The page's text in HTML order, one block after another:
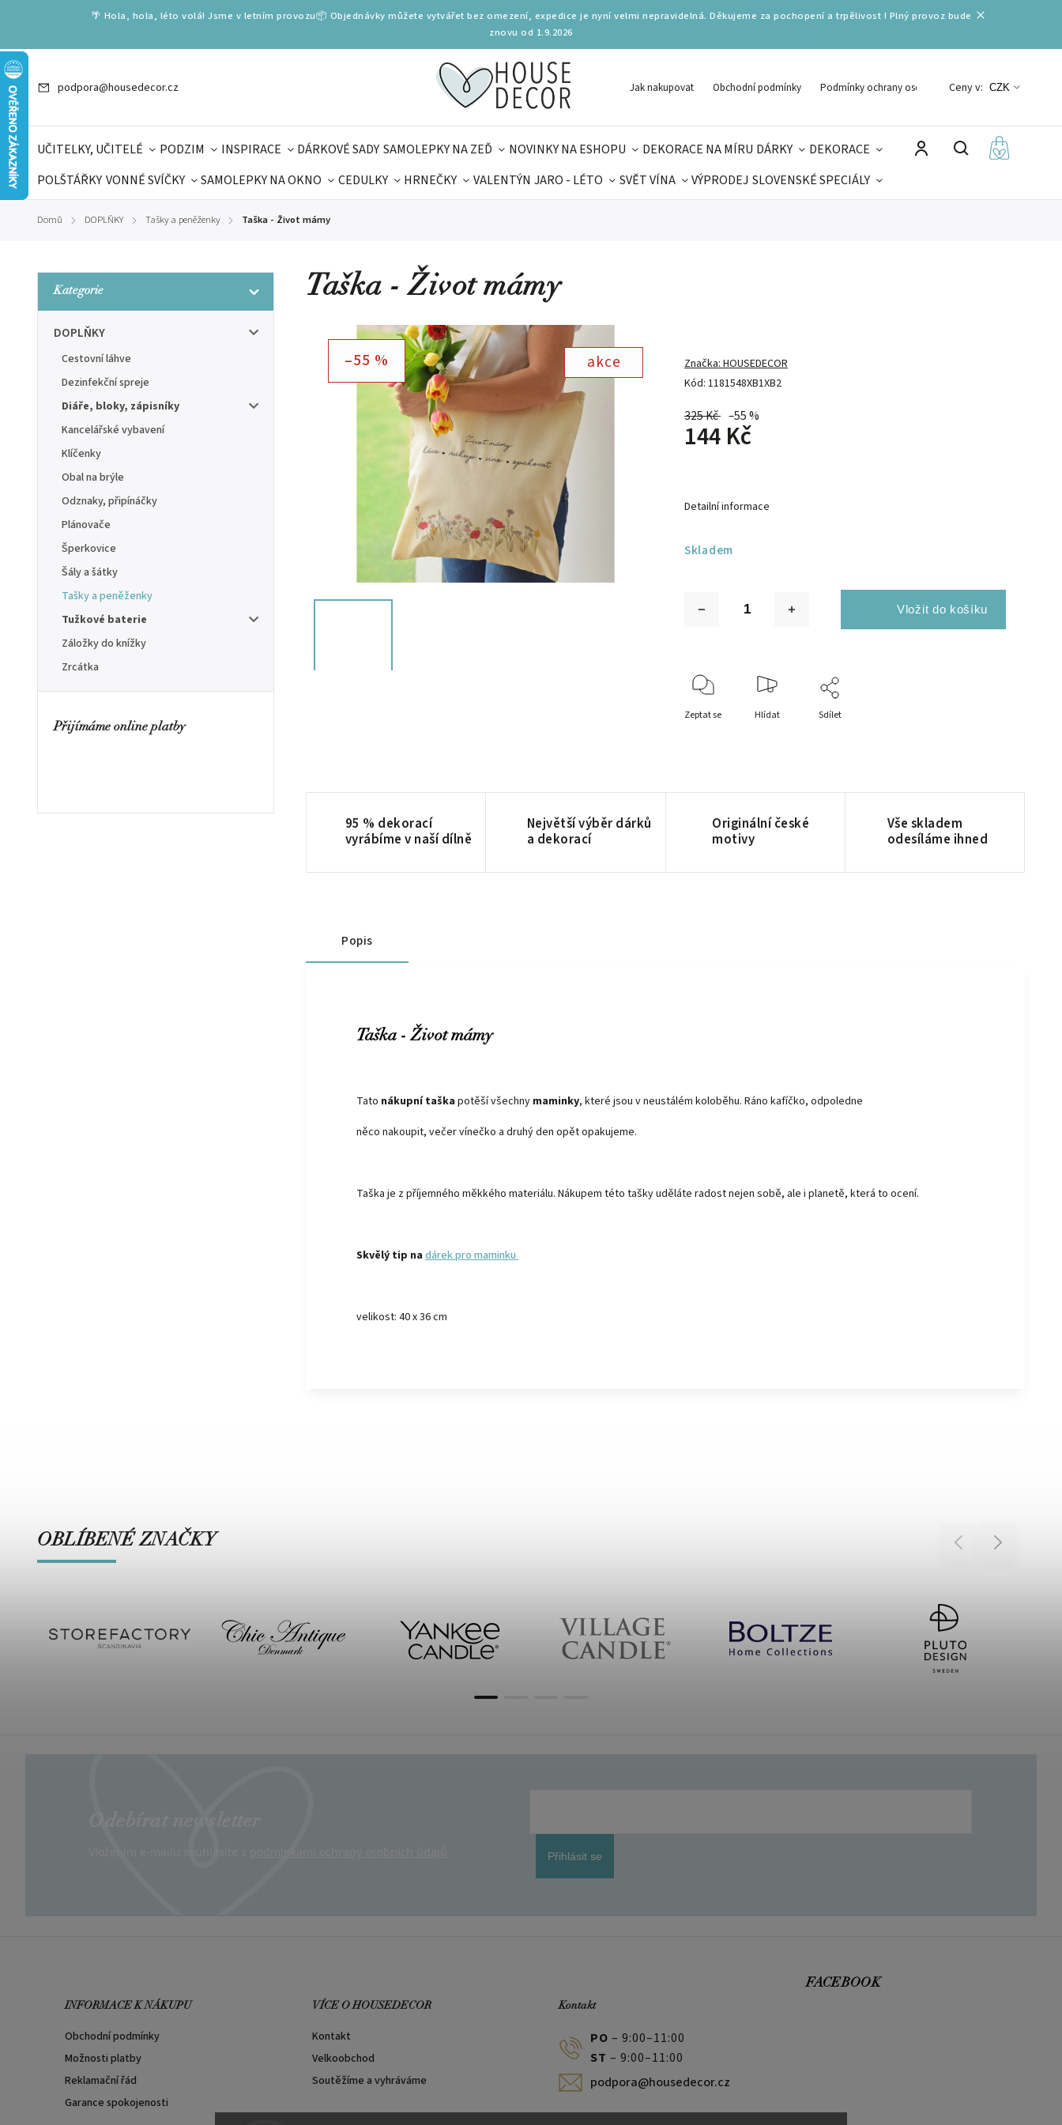
🌴 Hola, hola, léto volá! Jsme v letním provozu📦 Objednávky můžete vytvářet bez omezení, expedice je nyní velmi nepravidelná. Děkujeme za pochopení a trpělivost ! Plný provoz bude
znovu od 1.9.2026
podpora@housedecor.cz Jak nakupovat Obchodní podmínky Podmínky ochrany osobních údajů
Ceny v: CZK
UČITELKY, UČITELÉ PODZIM INSPIRACE DÁRKOVÉ SADY SAMOLEPKY NA ZEĎ NOVINKY NA ESHOPU DEKORACE NA MÍRU DÁRKY
DEKORACE
POLŠTÁŘKY VONNÉ SVÍČKY SAMOLEPKY NA OKNO CEDULKY HRNEČKY VALENTÝN JARO - LÉTO SVĚT VÍNA VÝPRODEJ SLOVENSKÉ SPECIÁLY
DÁRKOVÉ VOUCHERY
PRO DĚTI
Domů / DOPLŇKY / Tašky a peněženky / Taška - Život mámy
Kategorie
DOPLŇKY
Cestovní láhve
Dezinfekční spreje
Diáře, bloky, zápisníky
Kancelářské vybavení
Klíčenky
Obal na brýle
Odznaky, připínáčky
Plánovače
Šperkovice
Šály a šátky
Tašky a peněženky
Tužkové baterie
Záložky do knížky
Zrcátka
Přijímáme online platby
Taška - Život mámy
akce
–55 %
Kód: 1181548XB1XB2
Značka:HOUSEDECOR
325 Kč –55 %
144 Kč
Skladem
Detailní informace
Zeptat se Hlídat Sdílet
95 % dekorací
vyrábíme v naší dílně
Největší výběr dárků
a dekorací
Originální české
motivy
Vše skladem
odesíláme ihned
Popis
Taška - Život mámy
Tato nákupní taška potěší všechny maminky, které jsou v neustálém koloběhu. Ráno kafíčko, odpoledne
něco nakoupit, večer vínečko a druhý den opět opakujeme.
Taška je z příjemného měkkého materiálu. Nákupem této tašky uděláte radost nejen sobě, ale i planetě, která to ocení.
Skvělý tip na dárek pro maminku
velikost: 40 x 36 cm
OBLÍBENÉ ZNAČKY Previous Next
Přihlásit se
INFORMACE K NÁKUPU
Obchodní podmínky
Možnosti platby
Reklamační řád
Garance spokojenosti
VÍCE O HOUSEDECOR
Kontakt
Velkoobchod
Soutěžíme a vyhráváme
Kontakt
PO – 9:00–11:00
ST – 9:00–11:00
podpora@housedecor.cz
FACEBOOK